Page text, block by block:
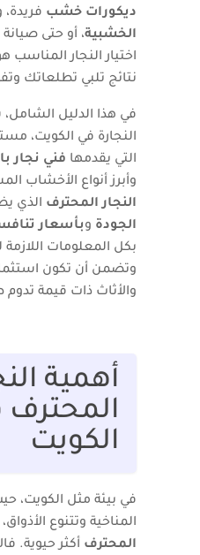
ديكورات خشب فريدة،
الخشبية، أو حتى صيانة
اختيار النجار
نتائج تلبي تطلعاتك
في هذا الدليل
النجارة في الكويت،
التي يقدمها فني نجار
وأبرز أنواع الأخشاب
النجار المحترف الذي
الجودة وبأسعار
بكل المعلومات اللازمة
وتضمن أن تكون
والأثاث ذات قيمة تدوم
أهمية
المحترف
الكويت
في بيئة مثل الكويت،
المناخية وتتنوع
المحترف أكثر حيوية.